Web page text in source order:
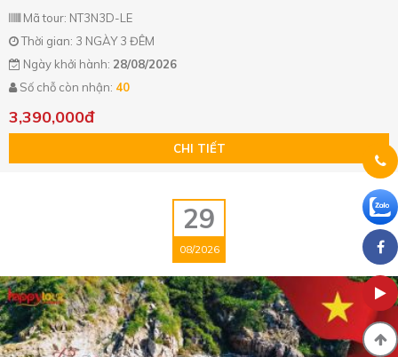
Mã tour: NT3N3D-LE
Thời gian: 3 NGÀY 3 ĐÊM
Ngày khởi hành: 28/08/2026
Số chỗ còn nhận: 40
3,390,000đ
CHI TIẾT
29
08/2026